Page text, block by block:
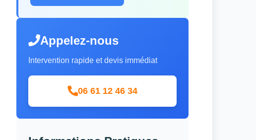
Appelez-nous
Intervention rapide et devis immédiat
06 61 12 46 34